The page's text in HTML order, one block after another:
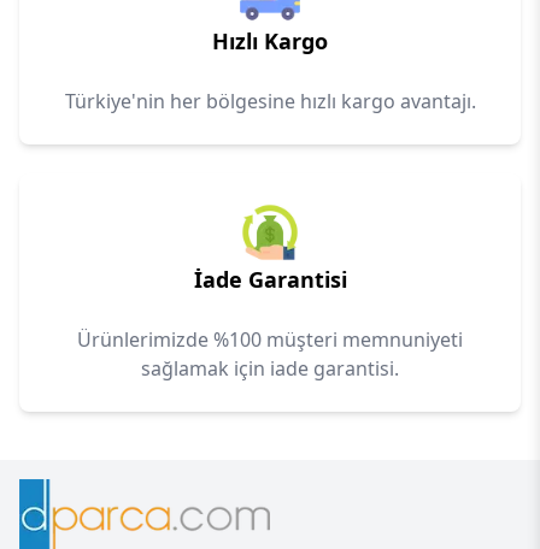
Hızlı Kargo
Türkiye'nin her bölgesine hızlı kargo avantajı.
İade Garantisi
Ürünlerimizde %100 müşteri memnuniyeti
sağlamak için iade garantisi.